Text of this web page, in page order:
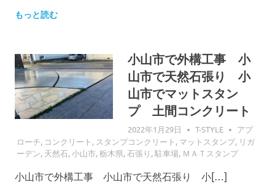
もっと読む
小山市で外構工事 小
山市で天然石張り 小
山市でマットスタン
プ 土間コンクリート
2022年1月29日 T-STYLE
アプ
ローチ, コンクリート , スタンプコンクリート , マットスタンプ, リガ
ーデン, 天然石,小山市,栃木県,石張り ,駐車場, ＭＡＴスタンプ
小山市で外構工事 小山市で天然石張り 小[…]